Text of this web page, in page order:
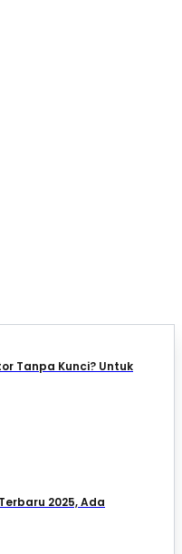
Tanpa Kunci? Untuk
2025, Ada